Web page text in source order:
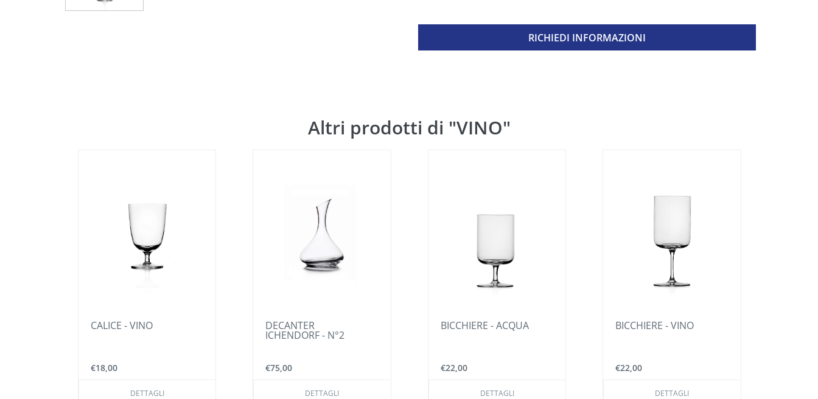
RICHIEDI INFORMAZIONI
Altri prodotti di "VINO"
CALICE - VINO
€18,00
DETTAGLI
DECANTER
ICHENDORF - N°2
€75,00
DETTAGLI
BICCHIERE - ACQUA
€22,00
DETTAGLI
BICCHIERE - VINO
€22,00
DETTAGLI